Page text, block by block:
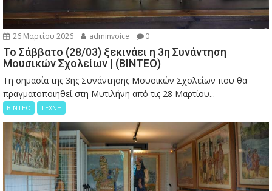
26 Μαρτίου 2026 adminvoice 0
Το Σάββατο (28/03) ξεκινάει η 3η Συνάντηση
Μουσικών Σχολείων | (ΒΙΝΤΕΟ)
Τη σημασία της 3ης Συνάντησης Μουσικών Σχολείων που θα
πραγματοποιηθεί στη Μυτιλήνη από τις 28 Μαρτίου...
ΒΙΝΤΕΟ ΤΕΧΝΗ